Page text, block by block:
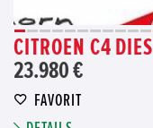
CITROEN C4
23.980 €
FAVORIT